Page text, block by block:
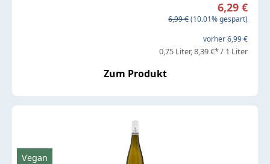
6,29 €
Regulärer Preis:
6,99 €(10.01% gespart)
vorher 6,99 €
0,75 Liter 8,39 €* / 1 Liter
Zum Produkt
Vegan